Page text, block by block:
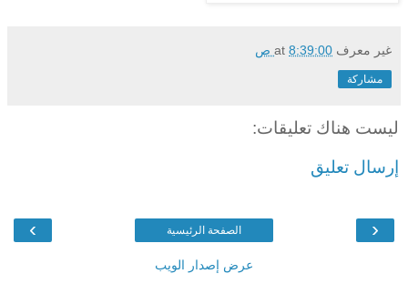
غير معرف at 8:39:00 ص
مشاركة
ليست هناك تعليقات:
إرسال تعليق
‹
› الصفحة الرئيسية
عرض إصدار الويب